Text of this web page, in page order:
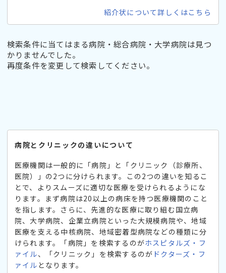
紹介状について詳しくはこちら
検索条件に当てはまる病院・総合病院・大学病院は見つ
かりませんでした。
再度条件を変更して検索してください。
病院とクリニックの違いについて
医療機関は一般的に「病院」と「クリニック（診療所、
医院）」の2つに分けられます。この2つの違いを知るこ
とで、よりスムーズに適切な医療を受けられるようにな
ります。まず病院は20以上の病床を持つ医療機関のこと
を指します。さらに、先進的な医療に取り組む国立病
院、大学病院、企業立病院といった大規模病院や、地域
医療を支える中核病院、地域密着型病院などの種類に分
けられます。「病院」を検索するのがホスピタルズ・フ
ァイル、「クリニック」を検索するのが ドクターズ・フ
ァイル となります。